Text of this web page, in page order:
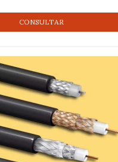
CONSULTAR